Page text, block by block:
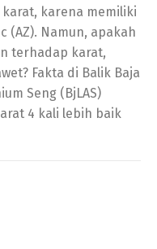
karena memiliki
(AZ). Namun, apakah
terhadap karat,
Fakta di Balik Baja
Seng (BjLAS)
4 kali lebih baik